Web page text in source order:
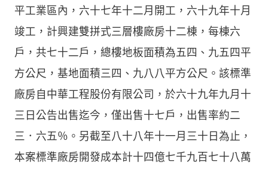
平工業區內，六十七年十二月開工，六十九年十月
竣工，計興建雙拼式三層樓廠房十二棟，每棟六
戶，共七十二戶，總樓地板面積為五四、九五四平
方公尺，基地面積三四、九八八平方公尺。該標準
廠房自中華工程股份有限公司，於六十九年九月十
三日公告出售迄今，僅出售十七戶，出售率約二
三．六五％。另截至八十八年十一月三十日為止，
本案標準廠房開發成本計十四億七千九百七十八萬